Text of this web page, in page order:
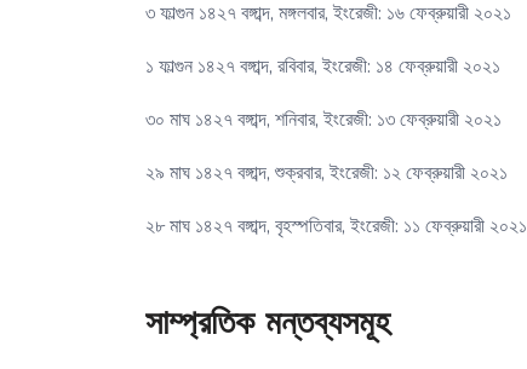
৩ ফাল্গুন ১৪২৭ বঙ্গাব্দ, মঙ্গলবার, ইংরেজী: ১৬ ফেব্রুয়ারী ২০২১
১ ফাল্গুন ১৪২৭ বঙ্গাব্দ, রবিবার, ইংরেজী: ১৪ ফেব্রুয়ারী ২০২১
৩০ মাঘ ১৪২৭ বঙ্গাব্দ, শনিবার, ইংরেজী: ১৩ ফেব্রুয়ারী ২০২১
২৯ মাঘ ১৪২৭ বঙ্গাব্দ, শুক্রবার, ইংরেজী: ১২ ফেব্রুয়ারী ২০২১
২৮ মাঘ ১৪২৭ বঙ্গাব্দ, বৃহস্পতিবার, ইংরেজী: ১১ ফেব্রুয়ারী ২০২১
সাম্প্রতিক মন্তব্যসমূহ